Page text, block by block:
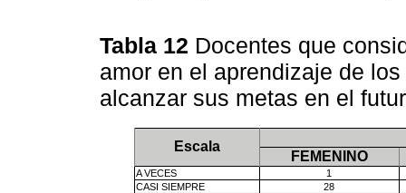
Tabla 12 Docentes que
amor en el aprendizaje de
alcanzar sus metas en el
Escala
FEMENINO
A VECES
1
CASI SIEMPRE
28